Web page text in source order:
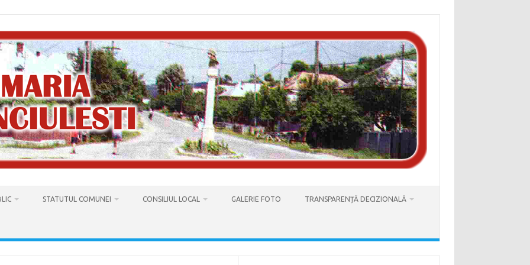
STATUTUL COMUNEI CONSILIUL LOCAL GALERIE FOTO TRANSPARENȚĂ DECIZIONALĂ